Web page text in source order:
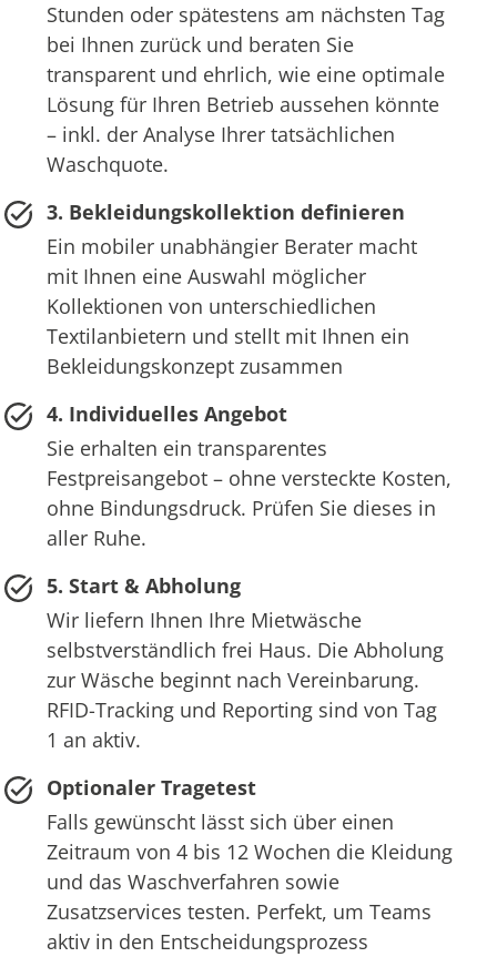
Stunden oder spätestens am nächsten Tag
bei Ihnen zurück und beraten Sie
transparent und ehrlich, wie eine optimale
Lösung für Ihren Betrieb aussehen könnte
– inkl. der Analyse Ihrer tatsächlichen
Waschquote.
3. Bekleidungskollektion definieren
Ein mobiler unabhängier Berater macht
mit Ihnen eine Auswahl möglicher
Kollektionen von unterschiedlichen
Textilanbietern und stellt mit Ihnen ein
Bekleidungskonzept zusammen
4. Individuelles Angebot
Sie erhalten ein transparentes
Festpreisangebot – ohne versteckte Kosten,
ohne Bindungsdruck. Prüfen Sie dieses in
aller Ruhe.
5. Start & Abholung
Wir liefern Ihnen Ihre Mietwäsche
selbstverständlich frei Haus. Die Abholung
zur Wäsche beginnt nach Vereinbarung.
RFID-Tracking und Reporting sind von Tag
1 an aktiv.
Optionaler Tragetest
Falls gewünscht lässt sich über einen
Zeitraum von 4 bis 12 Wochen die Kleidung
und das Waschverfahren sowie
Zusatzservices testen. Perfekt, um Teams
aktiv in den Entscheidungsprozess